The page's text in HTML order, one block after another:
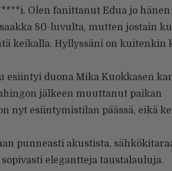
Olen fanittanut Edua jo hänen
80-luvulta, mutten jostain
keikalla. Hyllyssäni on kuitenkin
esiintyi duona Mika Kuokkasen
jälkeen muuttanut paikan
nyt esiintymistilan päässä, eikä
punneasti akustista,
elegantteja taustalauluja.